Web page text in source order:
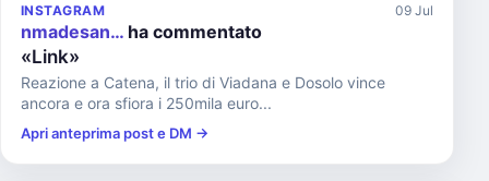
INSTAGRAM 09 Jul
nmadesan… ha commentato
«Link»
Reazione a Catena, il trio di Viadana e Dosolo vince
ancora e ora sfiora i 250mila euro...
Apri anteprima post e DM →